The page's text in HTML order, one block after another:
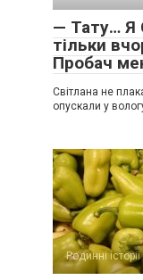
— Тату… Я
тільки
Пробач
Світлана не
опускали у
Родинні історії